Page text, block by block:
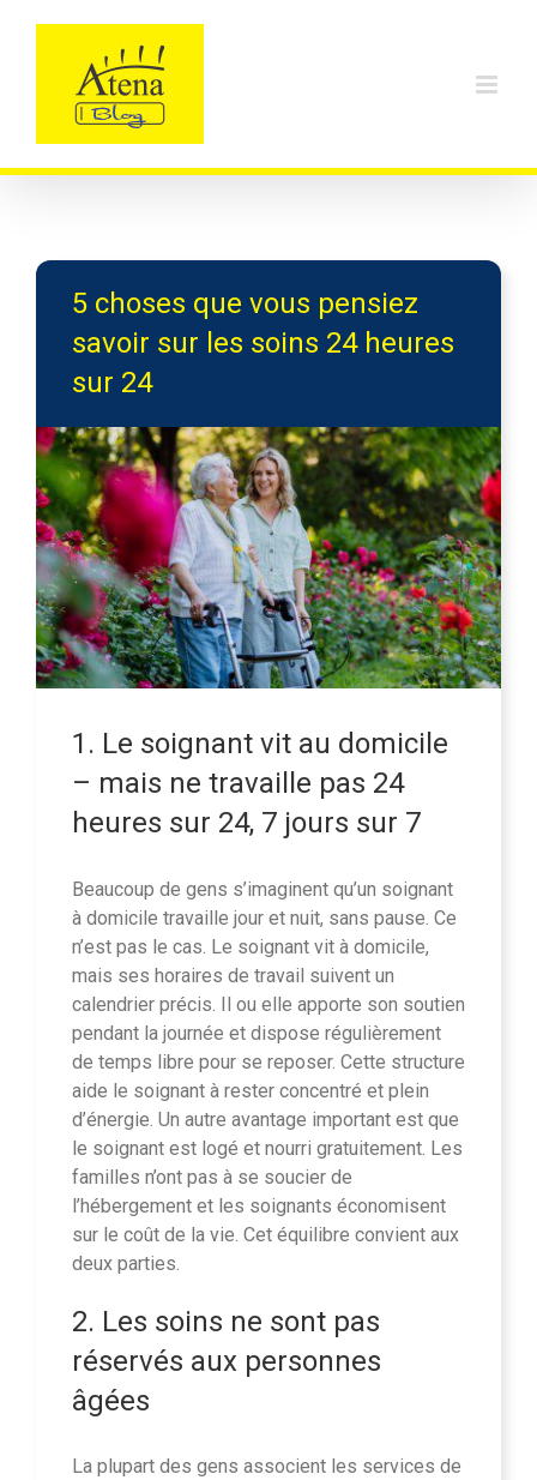
5 choses que vous pensiez
savoir sur les soins 24 heures
sur 24
1. Le soignant vit au domicile
– mais ne travaille pas 24
heures sur 24, 7 jours sur 7
Beaucoup de gens s’imaginent qu’un soignant
à domicile travaille jour et nuit, sans pause. Ce
n’est pas le cas. Le soignant vit à domicile,
mais ses horaires de travail suivent un
calendrier précis. Il ou elle apporte son soutien
pendant la journée et dispose régulièrement
de temps libre pour se reposer. Cette structure
aide le soignant à rester concentré et plein
d’énergie. Un autre avantage important est que
le soignant est logé et nourri gratuitement. Les
familles n’ont pas à se soucier de
l’hébergement et les soignants économisent
sur le coût de la vie. Cet équilibre convient aux
deux parties.
2. Les soins ne sont pas
réservés aux personnes
âgées
La plupart des gens associent les services de